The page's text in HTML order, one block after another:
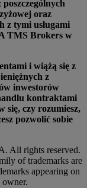
oraz
z tymi usługami
TMS Brokers w
i wiążą się z
z
inwestorów
kontraktami
się, czy rozumiesz,
pozwolić sobie
All rights reserved.
of trademarks are
appearing on
owner.